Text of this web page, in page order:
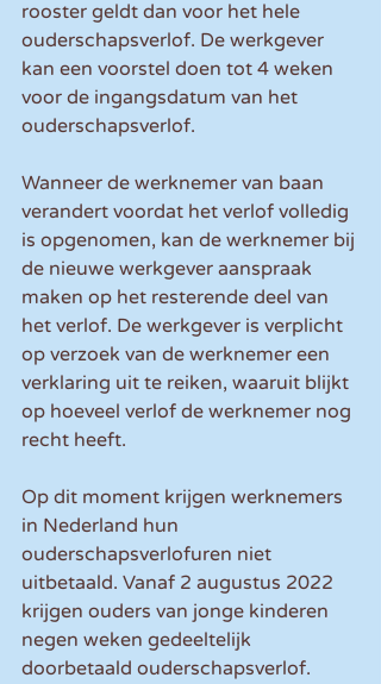
rooster geldt dan voor het hele
ouderschapsverlof. De werkgever
kan een voorstel doen tot 4 weken
voor de ingangsdatum van het
ouderschapsverlof.
Wanneer de werknemer van baan
verandert voordat het verlof volledig
is opgenomen, kan de werknemer bij
de nieuwe werkgever aanspraak
maken op het resterende deel van
het verlof. De werkgever is verplicht
op verzoek van de werknemer een
verklaring uit te reiken, waaruit blijkt
op hoeveel verlof de werknemer nog
recht heeft.
Op dit moment krijgen werknemers
in Nederland hun
ouderschapsverlofuren niet
uitbetaald. Vanaf 2 augustus 2022
krijgen ouders van jonge kinderen
negen weken gedeeltelijk
doorbetaald ouderschapsverlof.